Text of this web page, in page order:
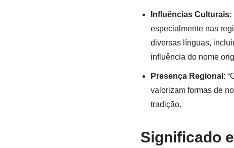
Influências Culturais:
especialmente nas
diversas línguas,
influência do nome
Presença Regional :
valorizam formas de
tradição.
Significado